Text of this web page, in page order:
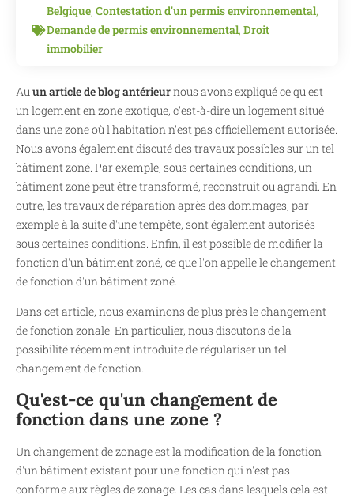
Belgique, Contestation d'un permis environnemental,
Demande de permis environnemental, Droit
immobilier
Auun article de blog antérieurnous avons expliqué ce qu'est
un logement en zone exotique, c'est-à-dire un logement situé
dans une zone où l'habitation n'est pas officiellement autorisée.
Nous avons également discuté des travaux possibles sur un tel
bâtiment zoné. Par exemple, sous certaines conditions, un
bâtiment zoné peut être transformé, reconstruit ou agrandi. En
outre, les travaux de réparation après des dommages, par
exemple à la suite d'une tempête, sont également autorisés
sous certaines conditions. Enfin, il est possible de modifier la
fonction d'un bâtiment zoné, ce que l'on appelle le changement
de fonction d'un bâtiment zoné.
Dans cet article, nous examinons de plus près le changement
de fonction zonale. En particulier, nous discutons de la
possibilité récemment introduite de régulariser un tel
changement de fonction.
Qu'est-ce qu'un changement de
fonction dans une zone ?
Un changement de zonage est la modification de la fonction
d'un bâtiment existant pour une fonction qui n'est pas
conforme aux règles de zonage. Les cas dans lesquels cela est